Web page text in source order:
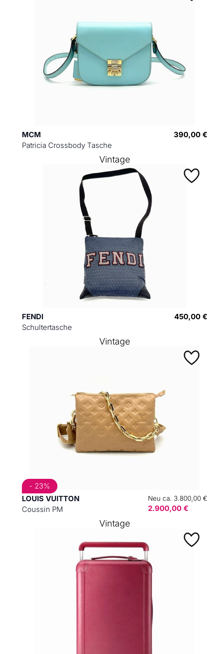
MCM
Patricia Crossbody Tasche
390,00 €
FENDI
Schultertasche
450,00 €
Vintage
LOUIS VUITTON
Coussin PM
Neu ca. 3.800,00 €
2.900,00 €
- 23%
Vintage
Vintage